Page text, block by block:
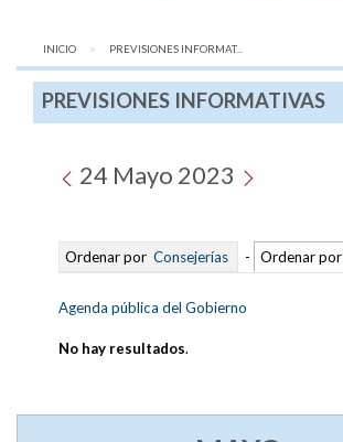
INICIO AQUÍ:
PREVISIONES INFORMAT...
PREVISIONES INFORMATIVAS
24 Mayo 2023
Ordenar por Consejerías - Ordenar por
Agenda pública del Gobierno
No hay resultados.